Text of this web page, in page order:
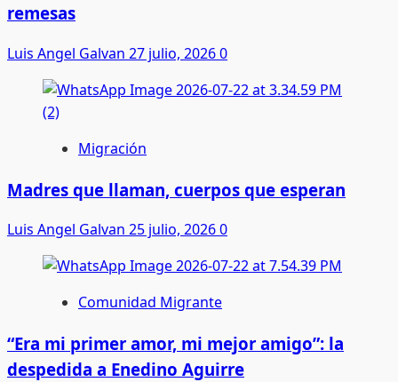
remesas
Luis Angel Galvan 27 julio, 20260
Migración
Madres que llaman, cuerpos que esperan
Luis Angel Galvan 25 julio, 20260
Comunidad Migrante
“Era mi primer amor, mi mejor amigo”: la
despedida a Enedino Aguirre